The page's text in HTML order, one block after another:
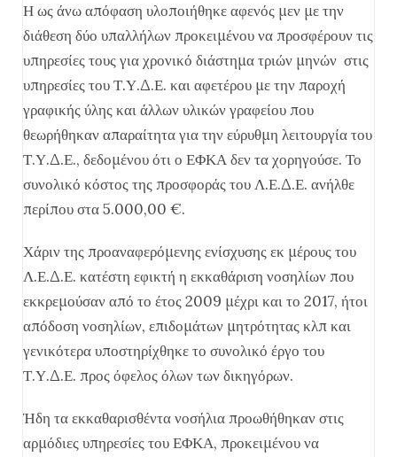
Η ως άνω απόφαση υλοποιήθηκε αφενός μεν με την
διάθεση δύο υπαλλήλων προκειμένου να προσφέρουν τις
υπηρεσίες τους για χρονικό διάστημα τριών μηνών στις
υπηρεσίες του Τ.Υ.Δ.Ε. και αφετέρου με την παροχή
γραφικής ύλης και άλλων υλικών γραφείου που
θεωρήθηκαν απαραίτητα για την εύρυθμη λειτουργία του
Τ.Υ.Δ.Ε., δεδομένου ότι ο ΕΦΚΑ δεν τα χορηγούσε. Το
συνολικό κόστος της προσφοράς του Λ.Ε.Δ.Ε. ανήλθε
περίπου στα 5.000,00 €.
Χάριν της προαναφερόμενης ενίσχυσης εκ μέρους του
Λ.Ε.Δ.Ε. κατέστη εφικτή η εκκαθάριση νοσηλίων που
εκκρεμούσαν από το έτος 2009 μέχρι και το 2017, ήτοι
απόδοση νοσηλίων, επιδομάτων μητρότητας κλπ και
γενικότερα υποστηρίχθηκε το συνολικό έργο του
Τ.Υ.Δ.Ε. προς όφελος όλων των δικηγόρων.
Ήδη τα εκκαθαρισθέντα νοσήλια προωθήθηκαν στις
αρμόδιες υπηρεσίες του ΕΦΚΑ, προκειμένου να